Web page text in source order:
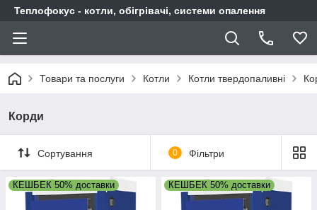
Теплофокус - котли, обігрівачі, системи опалення
Товари та послуги Котли Котли твердопаливні
Корди
Сортування 0 Фільтри
КЕШБЕК 50% доставки КЕШБЕК 50% доставки